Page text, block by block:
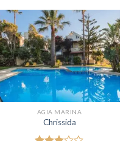
AGIA MARINA
Chrissida